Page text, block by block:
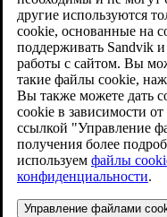
другие используются
cookie, основанные на
поддерживать Sandvik
работы с сайтом. Вы
такие файлы cookie,
Вы также можете дать
cookie в зависимости
ссылкой "Управление
получения более
используем файлы
конфиденциальности.
Управление файлами